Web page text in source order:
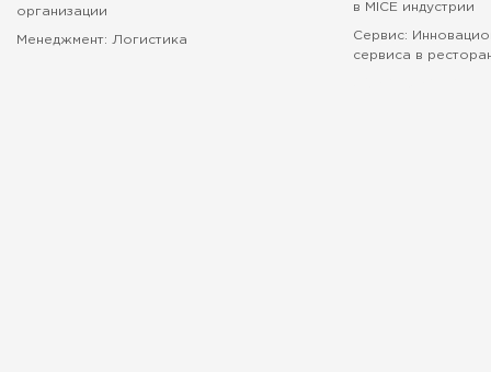
организации
Менеджмент: Логистика
в MICE индустрии
Сервис:
сервиса в